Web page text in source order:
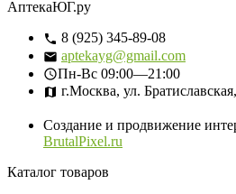
АптекаЮГ.ру
8 (925) 345-89-08
aptekayg@gmail.com
Пн-Вс 09:00—21:00
г.Москва, ул.
Создание и продвижение
BrutalPixel.ru
Каталог товаров